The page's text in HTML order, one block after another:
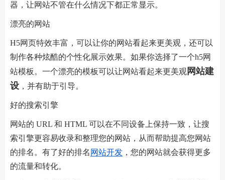
器，让网站不管在什么情况下都正常显示。
漂亮的网站
H5网页特效丰富，可以让你的网站看起来更美观，还可以
制作各种炫酷的个性化展示效果。如果你选择了一个h5网
站模板。一个漂亮的模板可以让网站看起来更美观 网站建
设 ，并有助于引导。
好的搜索引擎
网站的 URL 和 HTML 可以在不同设备上保持一致，让搜
索引擎更容易收录和整理您的网站，从而帮助提高您网站
的排名。有了好的排名 网站开发 ，您的网站就会获得更多
的流量和转化。